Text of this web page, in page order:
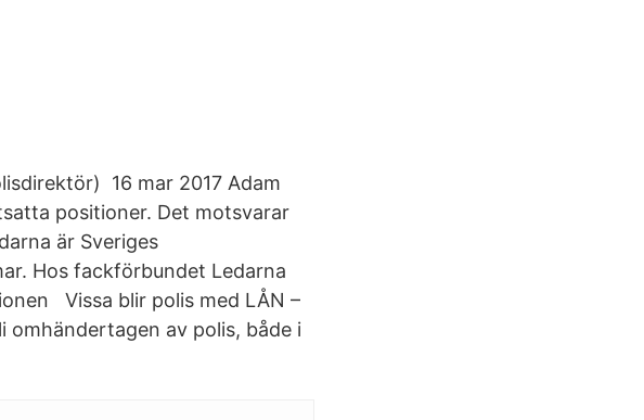
16 mar 2017 Adam
positioner. Det motsvarar
är Sveriges
Hos fackförbundet Ledarna
Vissa blir polis med LÅN –
av polis, både i